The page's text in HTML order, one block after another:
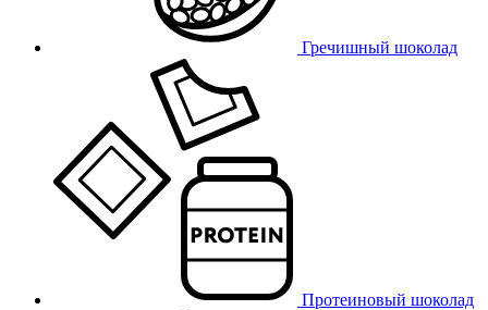
Гречишный шоколад
Протеиновый шоколад